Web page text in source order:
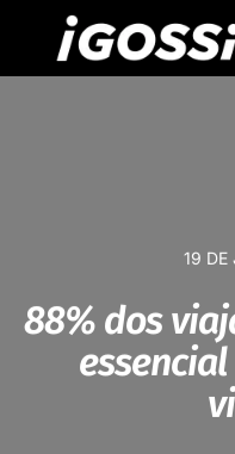
19 DE
88% dos